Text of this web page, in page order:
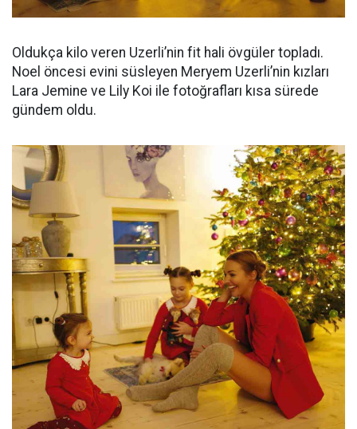
Oldukça kilo veren Uzerli’nin fit hali övgüler topladı.
Noel öncesi evini süsleyen Meryem Uzerli’nin kızları
Lara Jemine ve Lily Koi ile fotoğrafları kısa sürede
gündem oldu.